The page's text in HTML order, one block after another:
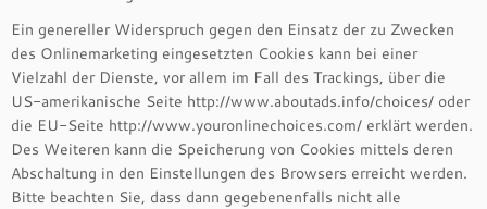
Ein genereller Widerspruch gegen den Einsatz der zu Zwecken
des Onlinemarketing eingesetzten Cookies kann bei einer
Vielzahl der Dienste, vor allem im Fall des Trackings, über die
US-amerikanische Seite http://www.aboutads.info/choices/ oder
die EU-Seite http://www.youronlinechoices.com/ erklärt werden.
Des Weiteren kann die Speicherung von Cookies mittels deren
Abschaltung in den Einstellungen des Browsers erreicht werden.
Bitte beachten Sie, dass dann gegebenenfalls nicht alle